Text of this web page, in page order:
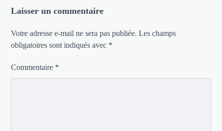
Laisser un commentaire
Votre adresse e-mail ne sera pas publiée. Les champs
obligatoires sont indiqués avec *
Commentaire *